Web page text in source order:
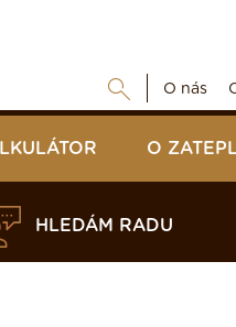
O nás
O
HLEDÁM RADU